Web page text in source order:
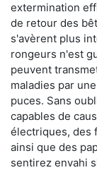
extermination
de retour des
s'avèrent plus
rongeurs n'est
peuvent
maladies par
puces. Sans
capables de
électriques, des
ainsi que des
sentirez envahi